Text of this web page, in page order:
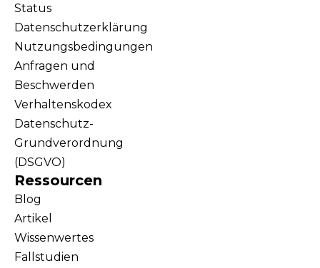
Status
Datenschutzerklärung
Nutzungsbedingungen
Anfragen und
Beschwerden
Verhaltenskodex
Datenschutz-
Grundverordnung
(DSGVO)
Ressourcen
Blog
Artikel
Wissenwertes
Fallstudien